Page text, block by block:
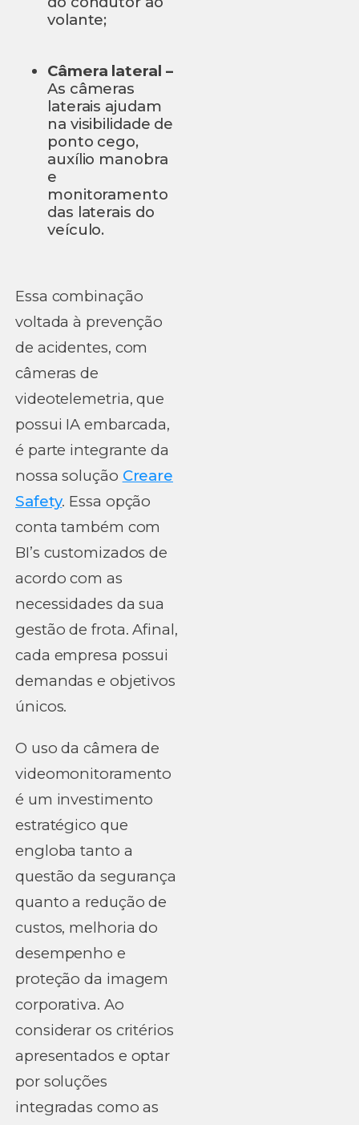
volante;
Câmera lateral –
As câmeras
laterais ajudam
na visibilidade de
ponto cego,
auxílio manobra
e
monitoramento
das laterais do
veículo.
Essa combinação
voltada à prevenção
de acidentes, com
câmeras de
videotelemetria, que
possui IA embarcada,
é parte integrante da
nossa solução Creare
Safety. Essa opção
conta também com
BI’s customizados de
acordo com as
necessidades da sua
gestão de frota. Afinal,
cada empresa possui
demandas e objetivos
únicos.
O uso da câmera de
videomonitoramento
é um investimento
estratégico que
engloba tanto a
questão da segurança
quanto a redução de
custos, melhoria do
desempenho e
proteção da imagem
corporativa. Ao
considerar os critérios
apresentados e optar
por soluções
integradas como as